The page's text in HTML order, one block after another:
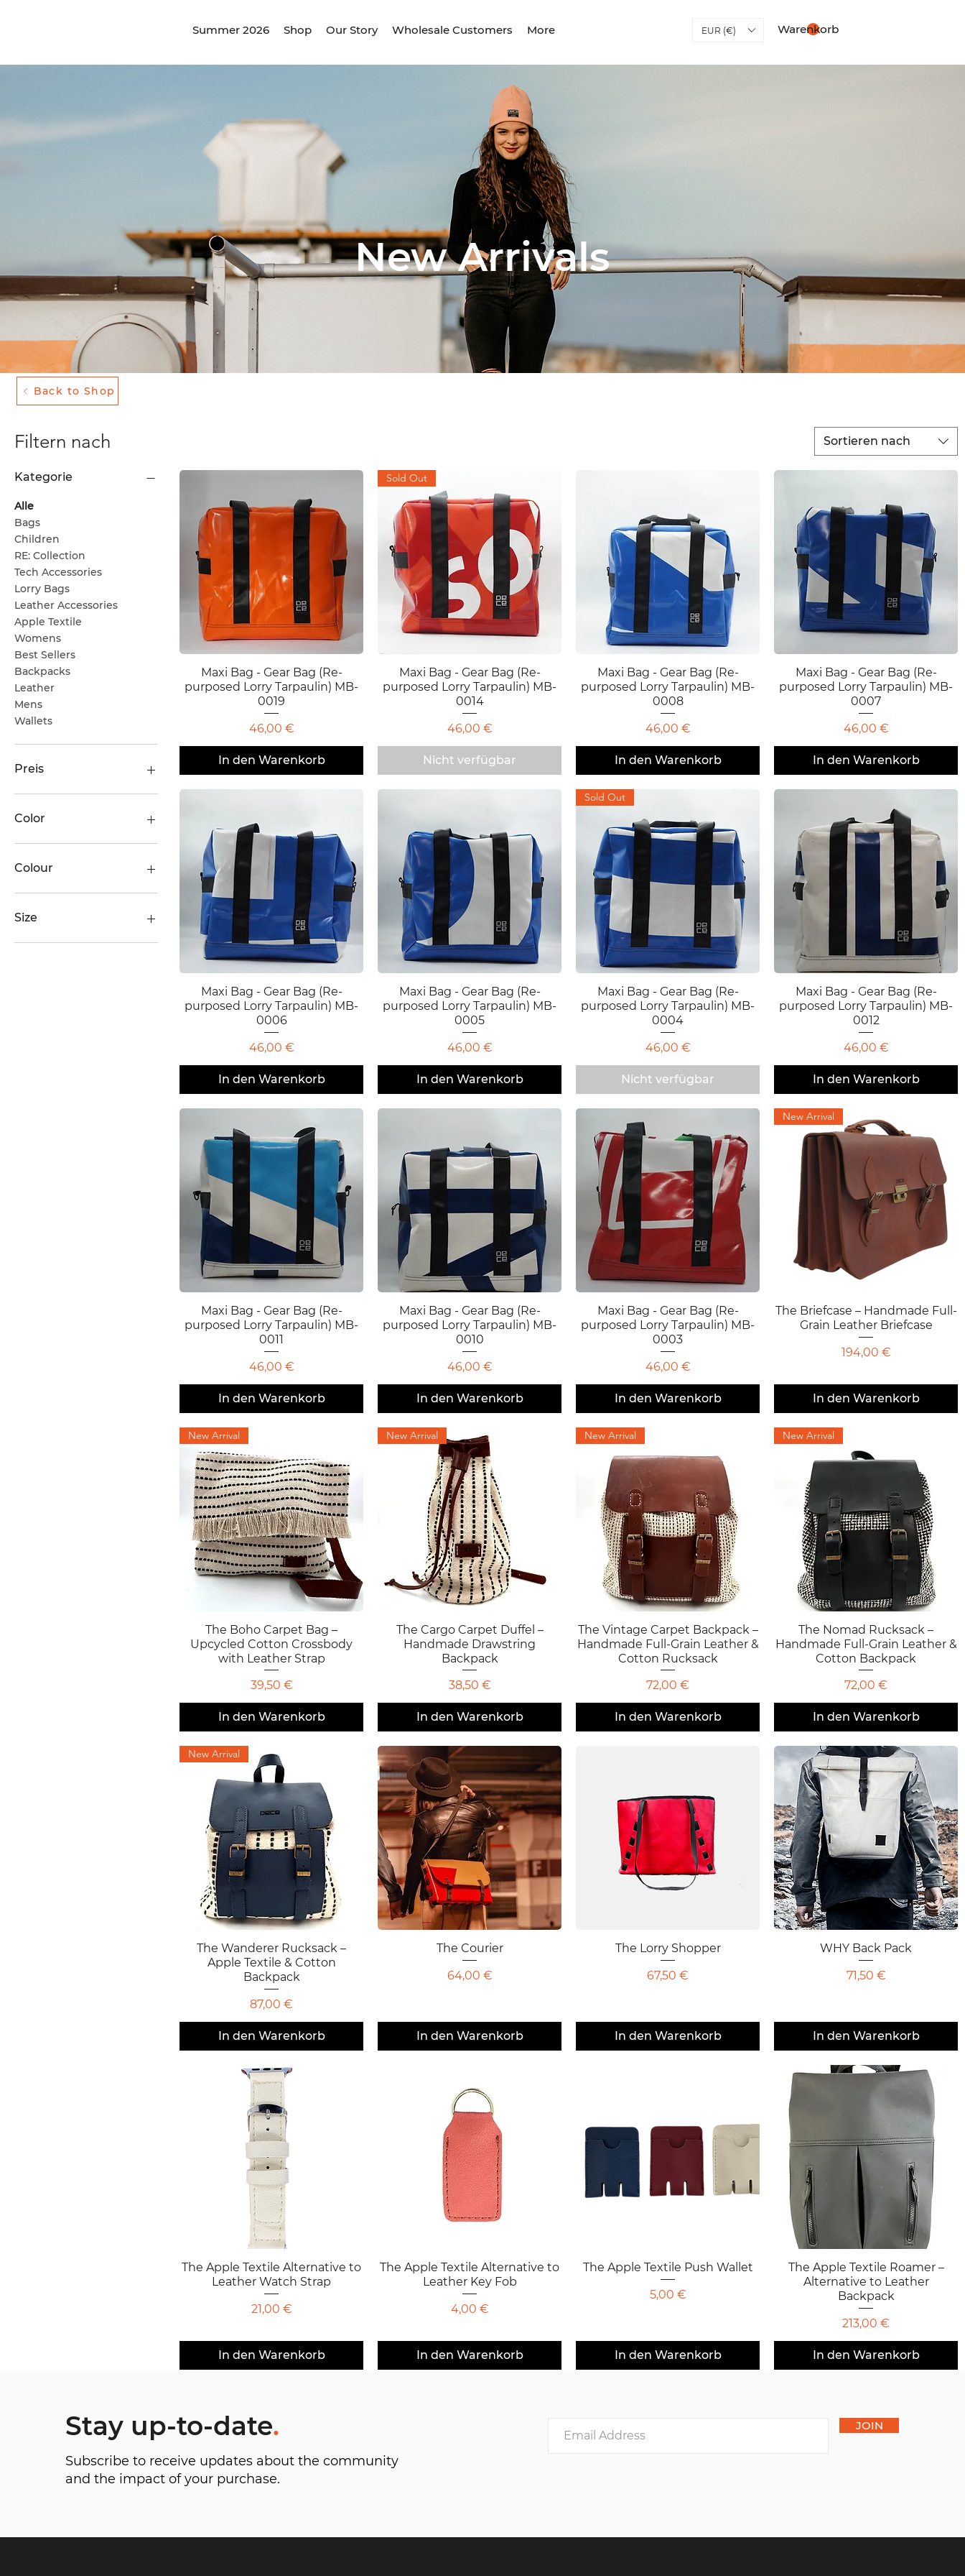
Summer 2026 Shop Our Story Wholesale Customers More EUR (€) Warenkorb
New Arrivals
Back to Shop
Filtern nach
Kategorie
Alle
Bags
Children
RE: Collection
Tech Accessories
Lorry Bags
Leather Accessories
Apple Textile
Womens
Best Sellers
Backpacks
Leather
Mens
Wallets
Preis
4 €
Color
BLACK
BROWN
COGNAC
CREAM
Colour
BLACK
SANDY BROWN
Size
Pencil Case
Sortieren nach
Schnellansicht
Maxi Bag - Gear Bag (Re-
purposed Lorry Tarpaulin) MB-
0019
Preis
46,00 €
In den Warenkorb
Schnellansicht
Sold Out
Maxi Bag - Gear Bag (Re-
purposed Lorry Tarpaulin) MB-
0014
Preis
46,00 €
Nicht verfügbar
Schnellansicht
Maxi Bag - Gear Bag (Re-
purposed Lorry Tarpaulin) MB-
0008
Preis
46,00 €
In den Warenkorb
Schnellansicht
Maxi Bag - Gear Bag (Re-
purposed Lorry Tarpaulin) MB-
0007
Preis
46,00 €
In den Warenkorb
Schnellansicht
Maxi Bag - Gear Bag (Re-
purposed Lorry Tarpaulin) MB-
0006
Preis
46,00 €
In den Warenkorb
Schnellansicht
Maxi Bag - Gear Bag (Re-
purposed Lorry Tarpaulin) MB-
0005
Preis
46,00 €
In den Warenkorb
Schnellansicht
Sold Out
Maxi Bag - Gear Bag (Re-
purposed Lorry Tarpaulin) MB-
0004
Preis
46,00 €
Nicht verfügbar
Schnellansicht
Maxi Bag - Gear Bag (Re-
purposed Lorry Tarpaulin) MB-
0012
Preis
46,00 €
In den Warenkorb
Schnellansicht
Maxi Bag - Gear Bag (Re-
purposed Lorry Tarpaulin) MB-
0011
Preis
46,00 €
In den Warenkorb
Schnellansicht
Maxi Bag - Gear Bag (Re-
purposed Lorry Tarpaulin) MB-
0010
Preis
46,00 €
In den Warenkorb
Schnellansicht
Maxi Bag - Gear Bag (Re-
purposed Lorry Tarpaulin) MB-
0003
Preis
46,00 €
In den Warenkorb
Schnellansicht
New Arrival
The Briefcase – Handmade Full-
Grain Leather Briefcase
Preis
194,00 €
In den Warenkorb
Schnellansicht
New Arrival
The Boho Carpet Bag –
Upcycled Cotton Crossbody
with Leather Strap
Preis
39,50 €
In den Warenkorb
Schnellansicht
New Arrival
The Cargo Carpet Duffel –
Handmade Drawstring
Backpack
Preis
38,50 €
In den Warenkorb
Schnellansicht
New Arrival
The Vintage Carpet Backpack –
Handmade Full-Grain Leather &
Cotton Rucksack
Preis
72,00 €
In den Warenkorb
Schnellansicht
New Arrival
The Nomad Rucksack –
Handmade Full-Grain Leather &
Cotton Backpack
Preis
72,00 €
In den Warenkorb
Schnellansicht
New Arrival
The Wanderer Rucksack –
Apple Textile & Cotton
Backpack
Preis
87,00 €
In den Warenkorb
Schnellansicht
The Courier
Preis
64,00 €
In den Warenkorb
Schnellansicht
The Lorry Shopper
Preis
67,50 €
In den Warenkorb
Schnellansicht
WHY Back Pack
Preis
71,50 €
In den Warenkorb
Schnellansicht
The Apple Textile Alternative to
Leather Watch Strap
Preis
21,00 €
In den Warenkorb
Schnellansicht
The Apple Textile Alternative to
Leather Key Fob
Preis
4,00 €
In den Warenkorb
Schnellansicht
The Apple Textile Push Wallet
Preis
5,00 €
In den Warenkorb
Schnellansicht
The Apple Textile Roamer –
Alternative to Leather
Backpack
Preis
213,00 €
In den Warenkorb
Stay up-to-date.
Subscribe to receive updates about the community
and the impact of your purchase.
JOIN